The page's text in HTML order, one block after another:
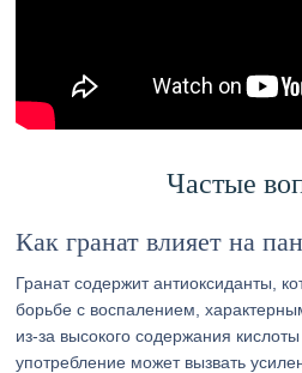
Частые
Как гранат влияет на
Гранат содержит антиоксиданты,
борьбе с воспалением,
из-за высокого содержания
употребление может вызвать